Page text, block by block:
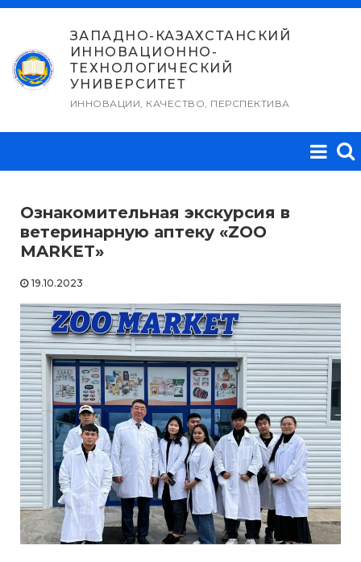
Перейти
содержимому
ЗАПАДНО-КАЗАХСТАНСКИЙ
ИННОВАЦИОННО-
ТЕХНОЛОГИЧЕСКИЙ
УНИВЕРСИТЕТ
ИННОВАЦИИ, КАЧЕСТВО, ПЕРСПЕКТИВА
Ознакомительная экскурсия в
ветеринарную аптеку «ZOO
MARKET»
19.10.2023